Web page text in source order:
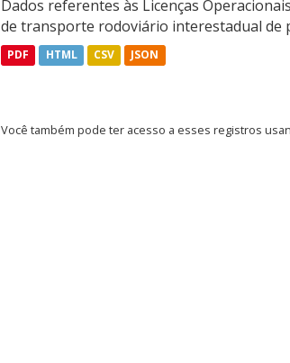
Dados referentes às Licenças
de transporte rodoviário interestadual de
PDF HTML CSV JSON
Você também pode ter acesso a esses registros